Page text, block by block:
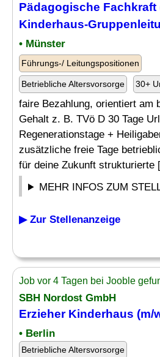
Pädagogische Fachkraft
Kinderhaus-
• Münster
Führungs-/ Leitungspositionen
Betriebliche Altersvorsorge 30+
faire Bezahlung, orientiert am
Gehalt z. B. TVö D 30 Tage
Regenerationstage +
zusätzliche freie Tage
für deine Zukunft strukturierte
MEHR INFOS ZUM
▶ Zur Stellenanzeige
Job vor 4 Tagen bei Jooble
SBH Nordost GmbH
Erzieher Kinderhaus (m/
• Berlin
Betriebliche Altersvorsorge